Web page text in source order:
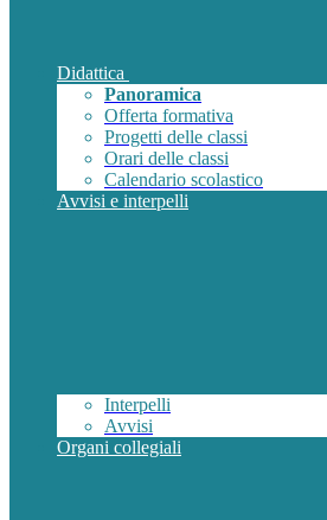
Didattica
Panoramica
Offerta formativa
Progetti delle classi
Orari delle classi
Calendario scolastico
Avvisi e interpelli
Interpelli
Avvisi
Organi collegiali